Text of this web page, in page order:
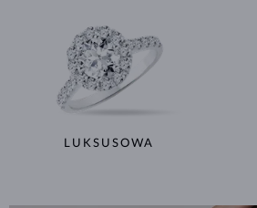
LUKSUSOWA